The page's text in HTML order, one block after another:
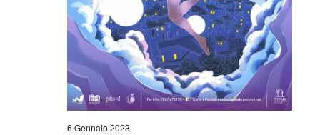
z
i
o
n
e
6 Gennaio 2023